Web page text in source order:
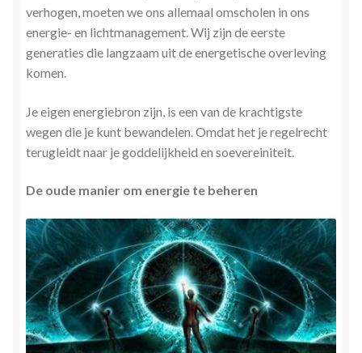
verhogen, moeten we ons allemaal omscholen in ons
energie- en lichtmanagement. Wij zijn de eerste
generaties die langzaam uit de energetische overleving
komen.
Je eigen energiebron zijn, is een van de krachtigste
wegen die je kunt bewandelen. Omdat het je regelrecht
terugleidt naar je goddelijkheid en soevereiniteit.
De oude manier om energie te beheren